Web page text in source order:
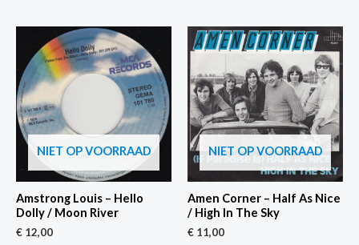
NIET OP VOORRAAD
Amstrong Louis – Hello
Dolly / Moon River
€ 12,00
NIET OP VOORRAAD
Amen Corner – Half As Nice
/ High In The Sky
€ 11,00